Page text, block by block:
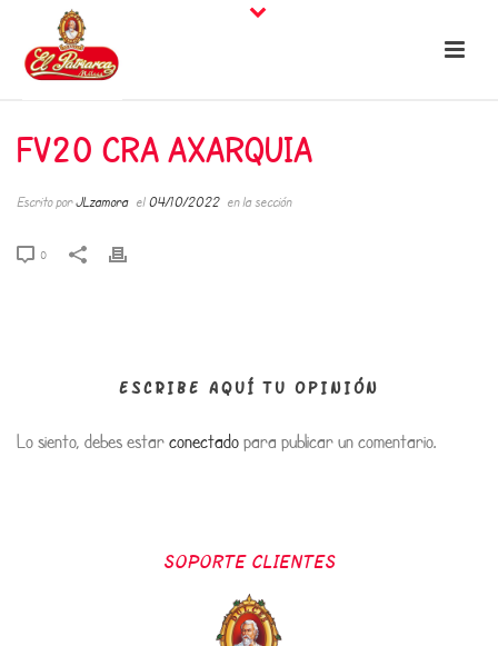
FV20 CRA AXARQUIA
Escrito porJLzamora el 04/10/2022 en la sección
0
ESCRIBE AQUÍ TU OPINIÓN
Lo siento, debes estarconectadopara publicar un comentario.
SOPORTE CLIENTES